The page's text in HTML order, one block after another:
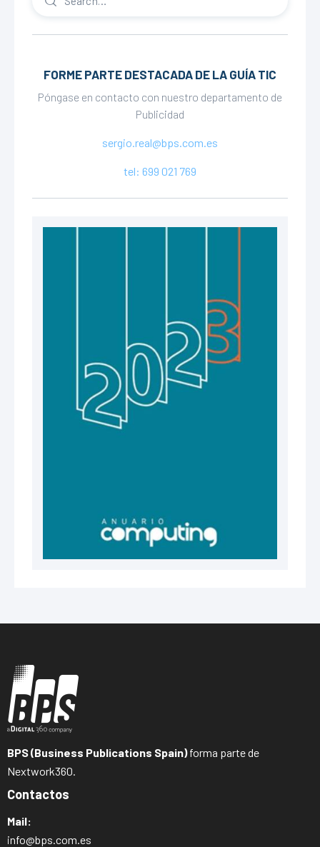
FORME PARTE DESTACADA DE LA GUÍA TIC
Póngase en contacto con nuestro departamento de
Publicidad
sergio.real@bps.com.es
tel: 699 021 769
BPS (Business Publications Spain)forma parte de
Nextwork360.
Contactos
Mail:
info@bps.com.es